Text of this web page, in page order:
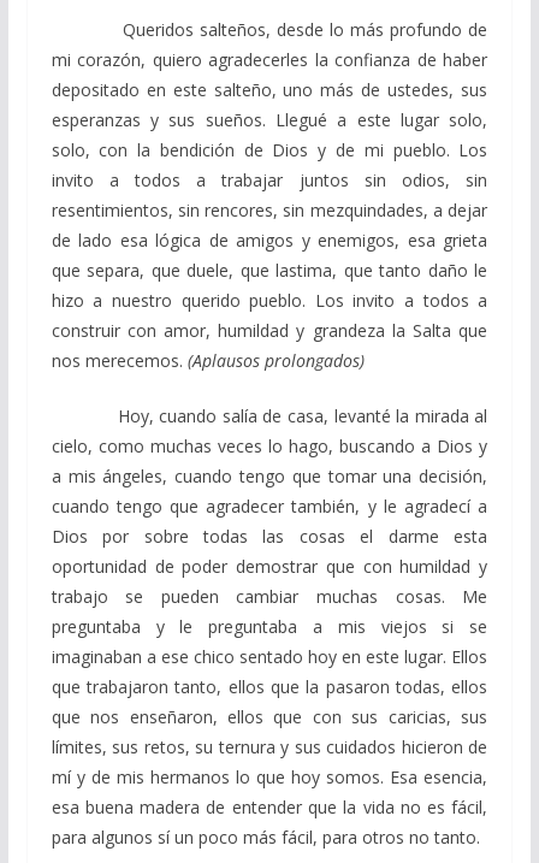
Queridos salteños, desde lo más profundo de
mi corazón, quiero agradecerles la confianza de haber
depositado en este salteño, uno más de ustedes, sus
esperanzas y sus sueños. Llegué a este lugar solo,
solo, con la bendición de Dios y de mi pueblo. Los
invito a todos a trabajar juntos sin odios, sin
resentimientos, sin rencores, sin mezquindades, a dejar
de lado esa lógica de amigos y enemigos, esa grieta
que separa, que duele, que lastima, que tanto daño le
hizo a nuestro querido pueblo. Los invito a todos a
construir con amor, humildad y grandeza la Salta que
nos merecemos. (Aplausos prolongados)
Hoy, cuando salía de casa, levanté la mirada al
cielo, como muchas veces lo hago, buscando a Dios y
a mis ángeles, cuando tengo que tomar una decisión,
cuando tengo que agradecer también, y le agradecí a
Dios por sobre todas las cosas el darme esta
oportunidad de poder demostrar que con humildad y
trabajo se pueden cambiar muchas cosas. Me
preguntaba y le preguntaba a mis viejos si se
imaginaban a ese chico sentado hoy en este lugar. Ellos
que trabajaron tanto, ellos que la pasaron todas, ellos
que nos enseñaron, ellos que con sus caricias, sus
límites, sus retos, su ternura y sus cuidados hicieron de
mí y de mis hermanos lo que hoy somos. Esa esencia,
esa buena madera de entender que la vida no es fácil,
para algunos sí un poco más fácil, para otros no tanto.